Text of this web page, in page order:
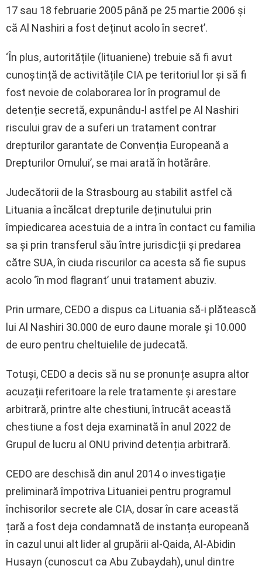
17 sau 18 februarie 2005 până pe 25 martie 2006 și
că Al Nashiri a fost deținut acolo în secret’.
‘În plus, autoritățile (lituaniene) trebuie să fi avut
cunoștință de activitățile CIA pe teritoriul lor și să fi
fost nevoie de colaborarea lor în programul de
detenție secretă, expunându-l astfel pe Al Nashiri
riscului grav de a suferi un tratament contrar
drepturilor garantate de Convenția Europeană a
Drepturilor Omului’, se mai arată în hotărâre.
Judecătorii de la Strasbourg au stabilit astfel că
Lituania a încălcat drepturile deținutului prin
împiedicarea acestuia de a intra în contact cu familia
sa și prin transferul său între jurisdicții și predarea
către SUA, în ciuda riscurilor ca acesta să fie supus
acolo ‘în mod flagrant’ unui tratament abuziv.
Prin urmare, CEDO a dispus ca Lituania să-i plătească
lui Al Nashiri 30.000 de euro daune morale și 10.000
de euro pentru cheltuielile de judecată.
Totuși, CEDO a decis să nu se pronunțe asupra altor
acuzații referitoare la rele tratamente și arestare
arbitrară, printre alte chestiuni, întrucât această
chestiune a fost deja examinată în anul 2022 de
Grupul de lucru al ONU privind detenția arbitrară.
CEDO are deschisă din anul 2014 o investigație
preliminară împotriva Lituaniei pentru programul
închisorilor secrete ale CIA, dosar în care această
țară a fost deja condamnată de instanța europeană
în cazul unui alt lider al grupării al-Qaida, Al-Abidin
Husayn (cunoscut ca Abu Zubaydah), unul dintre